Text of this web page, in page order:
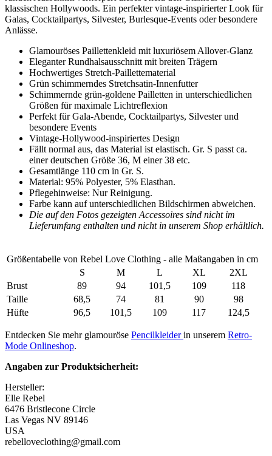
klassischen Hollywoods. Ein perfekter vintage-inspirierter Look für
Galas, Cocktailpartys, Silvester, Burlesque-Events oder besondere
Anlässe.
Glamouröses Paillettenkleid mit luxuriösem Allover-Glanz
Eleganter Rundhalsausschnitt mit breiten Trägern
Hochwertiges Stretch-Paillettematerial
Grün schimmerndes Stretchsatin-Innenfutter
Schimmernde grün-goldene Pailletten in unterschiedlichen
Größen für maximale Lichtreflexion
Perfekt für Gala-Abende, Cocktailpartys, Silvester und
besondere Events
Vintage-Hollywood-inspiriertes Design
Fällt normal aus, das Material ist elastisch. Gr. S passt ca.
einer deutschen Größe 36, M einer 38 etc.
Gesamtlänge 110 cm in Gr. S.
Material: 95% Polyester, 5% Elasthan.
Pflegehinweise: Nur Reinigung.
Farbe kann auf unterschiedlichen Bildschirmen abweichen.
Die auf den Fotos gezeigten Accessoires sind nicht im
Lieferumfang enthalten und nicht in unserem Shop erhältlich.
Größentabelle von Rebel Love Clothing - alle Maßangaben in cm
S
M L XL
2XL
Brust
89 94 101,5 109
118
Taille
68,5 74 81 90
98
Hüfte
96,5 101,5 109 117 124,5
Entdecken Sie mehr glamouröse Pencilkleiderin unserem Retro-
Mode Onlineshop.
Angaben zur Produktsicherheit:
Hersteller:
Elle Rebel
6476 Bristlecone Circle
Las Vegas NV 89146
USA
rebelloveclothing@gmail.com